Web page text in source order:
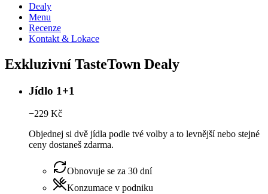
Dealy
Menu
Recenze
Kontakt & Lokace
Exkluzivní TasteTown Dealy
Jídlo 1+1
−229 Kč
Objednej si dvě jídla podle tvé volby a to levnější nebo stejné
ceny dostaneš zdarma.
Obnovuje se za 30 dní
Konzumace v podniku